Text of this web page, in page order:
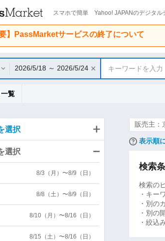
スマホで簡単 Yahoo! JAPANのデジタル
要】PassMarketサービスの終了について
2026/5/18 ～ 2026/5/24 キーワードを入力
覧
販売主：
表示順
検索
検索の
・キー
・別の
・別の
・絞込
選択
選択
8/3（月）〜8/9（日）
8/8（土）〜8/9（日）
8/10（月）〜8/16（日）
8/15（土）〜8/16（日）